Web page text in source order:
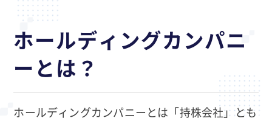
ホールディングカンパニ
ーとは？
ホールディングカンパニーとは「持株会社」とも